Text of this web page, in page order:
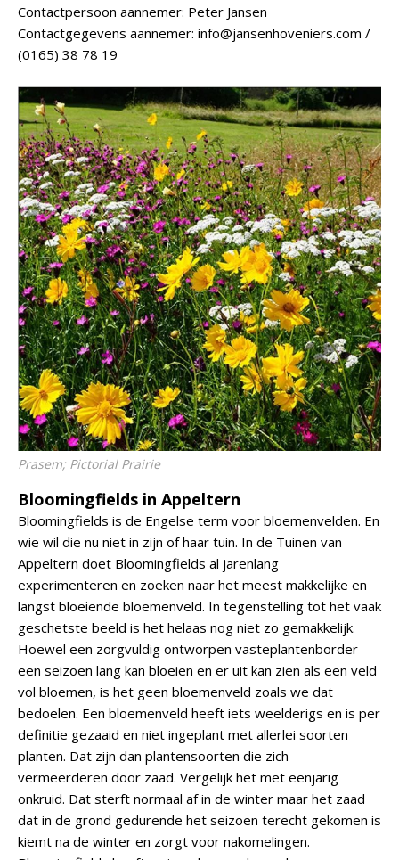
Contactpersoon aannemer: Peter Jansen
Contactgegevens aannemer: info@jansenhoveniers.com /
(0165) 38 78 19
Prasem; Pictorial Prairie
Bloomingfields in Appeltern
Bloomingfields is de Engelse term voor bloemenvelden. En
wie wil die nu niet in zijn of haar tuin. In de Tuinen van
Appeltern doet Bloomingfields al jarenlang
experimenteren en zoeken naar het meest makkelijke en
langst bloeiende bloemenveld. In tegenstelling tot het vaak
geschetste beeld is het helaas nog niet zo gemakkelijk.
Hoewel een zorgvuldig ontworpen vasteplantenborder
een seizoen lang kan bloeien en er uit kan zien als een veld
vol bloemen, is het geen bloemenveld zoals we dat
bedoelen. Een bloemenveld heeft iets weelderigs en is per
definitie gezaaid en niet ingeplant met allerlei soorten
planten. Dat zijn dan plantensoorten die zich
vermeerderen door zaad. Vergelijk het met eenjarig
onkruid. Dat sterft normaal af in de winter maar het zaad
dat in de grond gedurende het seizoen terecht gekomen is
kiemt na de winter en zorgt voor nakomelingen.